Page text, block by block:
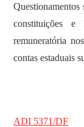
constituições e
remuneratória
contas estaduais
ADI 5371/DF